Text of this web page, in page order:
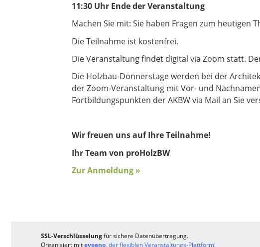
11:30 Uhr Ende der Veranstaltung
Machen Sie mit: Sie haben Fragen zum heutigen
Die Teilnahme ist kostenfrei.
Die Veranstaltung findet digital via Zoom statt.
Die Holzbau-Donnerstage werden bei der
der Zoom-Veranstaltung mit Vor- und
Fortbildungspunkten der AKBW via Mail an Sie
Wir freuen uns auf Ihre Teilnahme!
Ihr Team von proHolzBW
Zur Anmeldung »
SSL-Verschlüsselungfür sichere Datenübertragung.
Organisiert miteveeno, der flexiblen Veranstaltungs-Plattform!